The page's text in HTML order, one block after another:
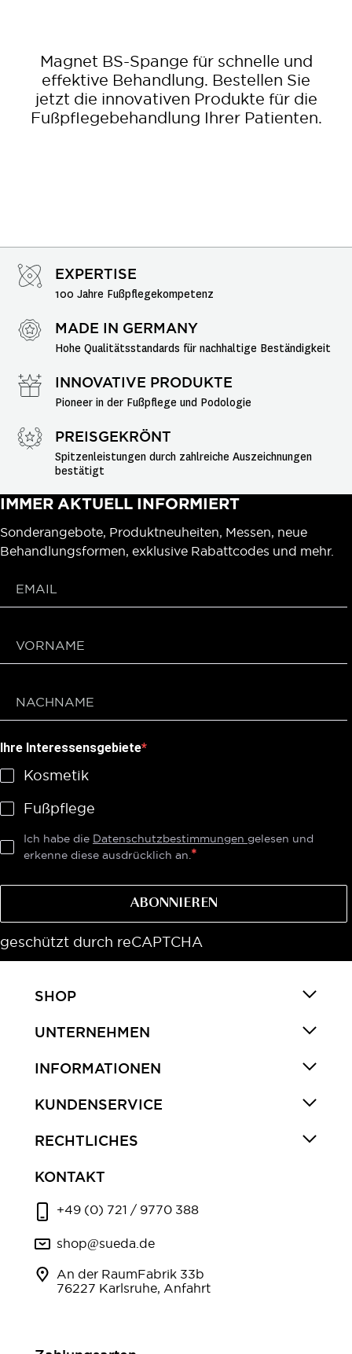
Magnet BS-Spange für schnelle und
effektive Behandlung. Bestellen Sie
jetzt die innovativen Produkte für die
Fußpflegebehandlung Ihrer Patienten.
EXPERTISE
100 Jahre Fußpflegekompetenz
MADE IN GERMANY
Hohe Qualitätsstandards für nachhaltige Beständigkeit
INNOVATIVE PRODUKTE
Pioneer in der Fußpflege und Podologie
PREISGEKRÖNT
Spitzenleistungen durch zahlreiche Auszeichnungen
bestätigt
IMMER AKTUELL INFORMIERT
Sonderangebote, Produktneuheiten, Messen, neue
Behandlungsformen, exklusive Rabattcodes und mehr.
Ihre Interessensgebiete
Kosmetik
Fußpflege
Ich habe die Datenschutzbestimmungen gelesen und
erkenne diese ausdrücklich an.
ABONNIEREN
geschützt durch reCAPTCHA
SHOP
UNTERNEHMEN
INFORMATIONEN
KUNDENSERVICE
RECHTLICHES
KONTAKT
+49 (0) 721 / 9770 388
shop@sueda.de
An der RaumFabrik 33b
76227 Karlsruhe, Anfahrt